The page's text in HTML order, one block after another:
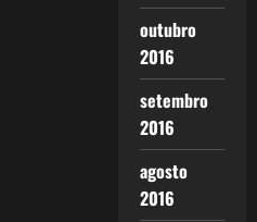
outubro
2016
setembro
2016
agosto
2016